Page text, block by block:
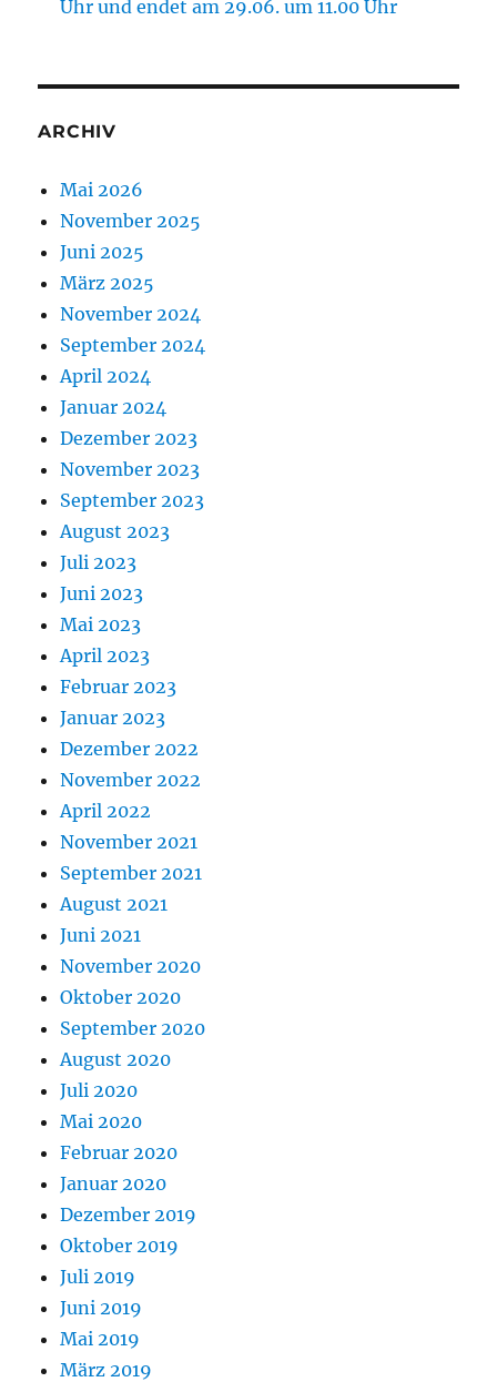
Uhr und endet am 29.06. um 11.00 Uhr
ARCHIV
Mai 2026
November 2025
Juni 2025
März 2025
November 2024
September 2024
April 2024
Januar 2024
Dezember 2023
November 2023
September 2023
August 2023
Juli 2023
Juni 2023
Mai 2023
April 2023
Februar 2023
Januar 2023
Dezember 2022
November 2022
April 2022
November 2021
September 2021
August 2021
Juni 2021
November 2020
Oktober 2020
September 2020
August 2020
Juli 2020
Mai 2020
Februar 2020
Januar 2020
Dezember 2019
Oktober 2019
Juli 2019
Juni 2019
Mai 2019
März 2019